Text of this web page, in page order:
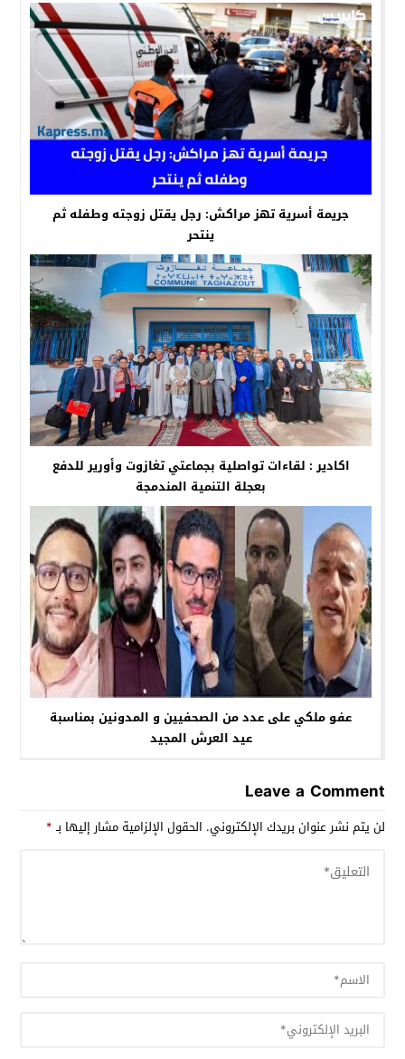
جريمة أسرية تهز مراكش: رجل يقتل زوجته وطفله ثم
ينتحر
اكادير : لقاءات تواصلية بجماعتي تغازوت وأورير للدفع
بعجلة التنمية المندمجة
عفو ملكي على عدد من الصحفيين و المدونين بمناسبة
عيد العرش المجيد
Leave a Comment
لن يتم نشر عنوان بريدك الإلكتروني. الحقول الإلزامية مشار إليها بـ*